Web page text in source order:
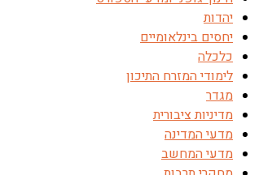
יהדות
יחסים בינלאומיים
כלכלה
לימודי המזרח התיכון
מגדר
מדיניות ציבורית
מדעי המדינה
מדעי המחשב